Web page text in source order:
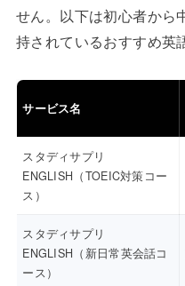
せん。以下は初心者から
持されているおすすめ英
サービス名
スタディサプリ
ENGLISH（TOEIC対策コー
ス）
スタディサプリ
ENGLISH（新日常英会話コ
ース）